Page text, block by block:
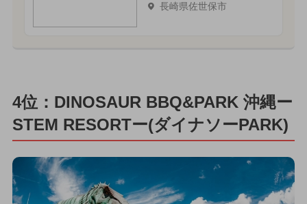
長崎県佐世保市
4位：DINOSAUR BBQ&PARK 沖縄ー
STEM RESORTー(ダイナソーPARK)